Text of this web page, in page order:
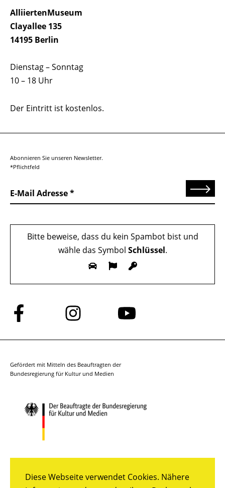
Diese Webseite verwendet Cookies. Nähere
AlliiertenMuseum
Clayallee 135
14195 Berlin
Dienstag – Sonntag
10 – 18 Uhr
Der Eintritt ist kostenlos.
Abonnieren Sie unseren Newsletter.
*Pflichtfeld
E-Mail Adresse Senden
Bitte beweise, dass du kein Spambot bist und
wähle das Symbol Schlüssel.
Folge
uns
auf
Folge
uns
auf
Folge
auf
Gefördert mit Mitteln des Beauftragten der
Bundesregierung für Kultur und Medien